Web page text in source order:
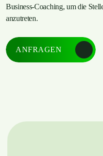
Business-Coaching, um die
anzutreten.
ANFRAGEN